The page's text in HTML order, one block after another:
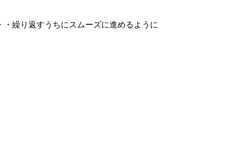
繰り返すうちにスムーズに進めるように